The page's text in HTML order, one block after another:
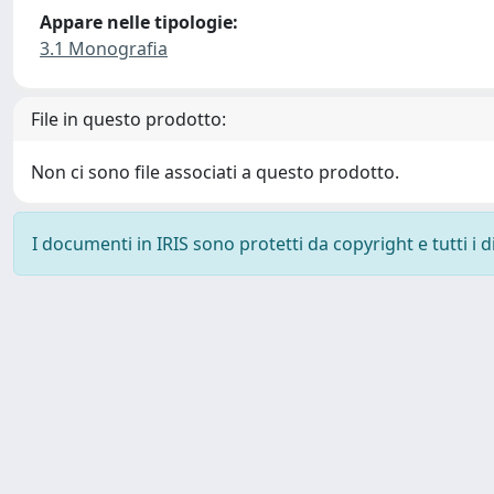
Appare nelle tipologie:
3.1 Monografia
File in questo prodotto:
Non ci sono file associati a questo prodotto.
I documenti in IRIS sono protetti da copyright e tutti i